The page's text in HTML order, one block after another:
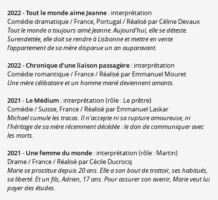
2022-Tout le monde aime Jeanne : interprétation
Comédie dramatique / France, Portugal / Réalisé par Céline Devaux
Tout le monde a toujours aimé Jeanne. Aujourd’hui, elle se déteste.
Surendettée, elle doit se rendre à Lisbonne et mettre en vente
l’appartement de sa mère disparue un an auparavant.
2022-Chronique d'une liaison passagère : interprétation
Comédie romantique / France / Réalisé par Emmanuel Mouret
Une mère célibataire et un homme marié deviennent amants.
2021 - Le Médium : interprétation (rôle : Le prêtre)
Comédie / Suisse, France / Réalisé par Emmanuel Laskar
Michael cumule les tracas. Il n'accepte ni sa rupture amoureuse, ni
l'héritage de sa mère récemment décédée : le don de communiquer avec
les morts.
2021 - Une femme du monde : interprétation (rôle : Martin)
Drame / France / Réalisé par Cécile Ducrocq
Marie se prostitue depuis 20 ans. Elle a son bout de trottoir, ses habitués,
sa liberté. Et un fils, Adrien, 17 ans. Pour assurer son avenir, Marie veut lui
payer des études.